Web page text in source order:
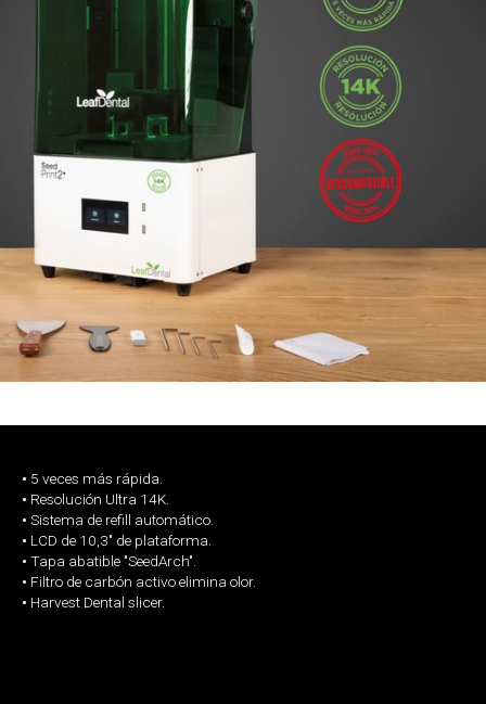
• 5 veces más rápida.
• Resolución Ultra 14K.
• Sistema de refill automático.
• LCD de 10,3" de plataforma.
• Tapa abatible "SeedArch".
• Filtro de carbón activo elimina olor.
• Harvest Dental slicer.